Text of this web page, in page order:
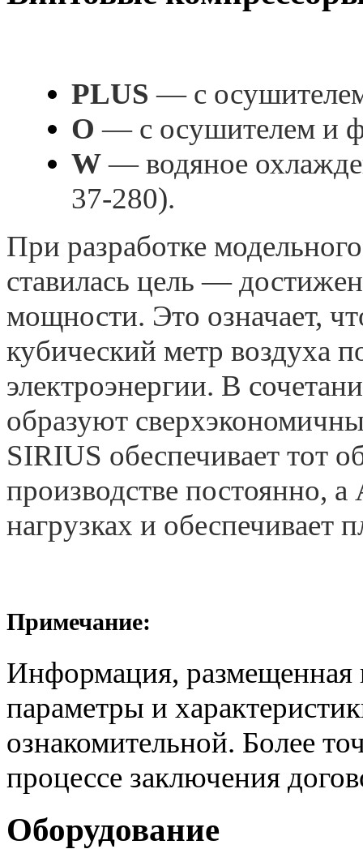
PLUS — с
O — с осушителем и
W— водяное
37-280).
При разработке
ставилась цель —
мощности. Это означает,
кубический метр воздуха
электроэнергии. В
образуют
SIRIUS обеспечивает тот
производстве постоянно,
нагрузках и обеспечивает
Примечание:
Информация, размещенная
параметры и
ознакомительной. Более
процессе заключения
Оборудование